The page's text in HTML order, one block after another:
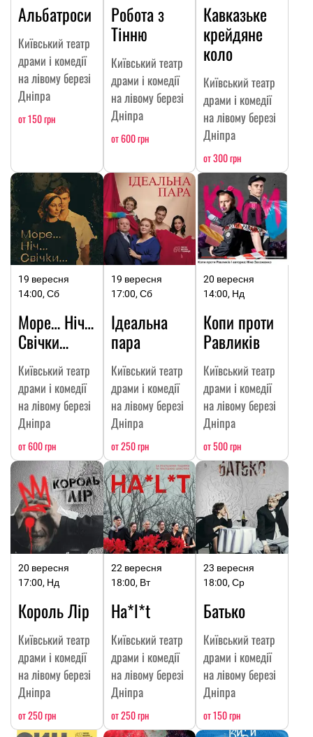
Альбатроси
Київський театр
драми і комедії
на лівому березі
Дніпра
от 150 грн
Робота з
Тінню
Київський театр
драми і комедії
на лівому березі
Дніпра
от 600 грн
Кавказьке
крейдяне
коло
Київський театр
драми і комедії
на лівому березі
Дніпра
от 300 грн
19 вересня
14:00, Сб
Море… Ніч…
Свічки…
Київський театр
драми і комедії
на лівому березі
Дніпра
от 600 грн
19 вересня
17:00, Сб
Ідеальна
пара
Київський театр
драми і комедії
на лівому березі
Дніпра
от 250 грн
20 вересня
14:00, Нд
Копи проти
Равликів
Київський театр
драми і комедії
на лівому березі
Дніпра
от 500 грн
20 вересня
17:00, Нд
Король Лір
Київський театр
драми і комедії
на лівому березі
Дніпра
от 250 грн
22 вересня
18:00, Вт
Ha*l*t
Київський театр
драми і комедії
на лівому березі
Дніпра
от 250 грн
23 вересня
18:00, Ср
Батько
Київський театр
драми і комедії
на лівому березі
Дніпра
от 150 грн